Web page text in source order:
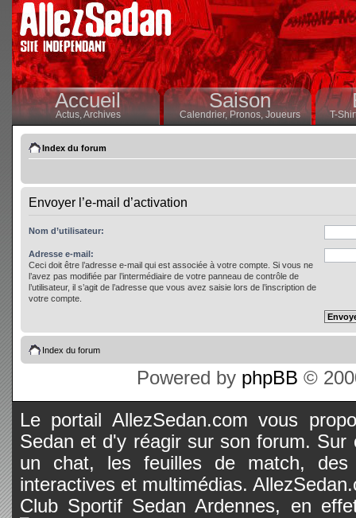
Accueil
Actus,Archives
Saison
Calendrier,Pronos, Joueurs T-
Index du forum
Envoyer l’e-mail d’activation
Nom d’utilisateur:
Adresse e-mail:
Ceci doit être l’adresse e-mail qui est associée à votre compte. Si vous ne
l’avez pas modifiée par l’intermédiaire de votre panneau de contrôle de
l’utilisateur, il s’agit de l’adresse que vous avez saisie lors de l’inscription de
votre compte.
Index du forum
Powered by phpBB ©
Le portail AllezSedan.com vous
Sedan et d'y réagir sur son forum.
un chat, les feuilles de match, des
interactives et multimédias.
Club Sportif Sedan Ardennes, en